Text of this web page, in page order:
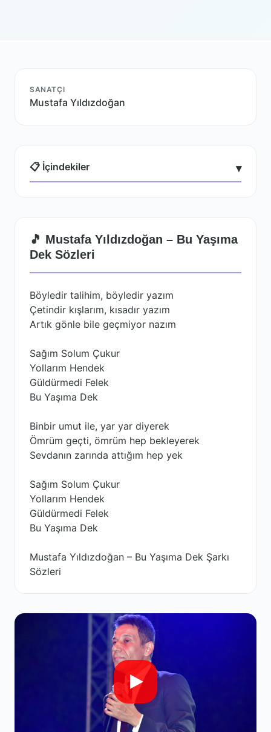
SANATÇI
Mustafa Yıldızdoğan
📋 İçindekiler ▾
🎵 Mustafa Yıldızdoğan – Bu Yaşıma
Dek Sözleri
Böyledir talihim, böyledir yazım
Çetindir kışlarım, kısadır yazım
Artık gönle bile geçmiyor nazım
Sağım Solum Çukur
Yollarım Hendek
Güldürmedi Felek
Bu Yaşıma Dek
Binbir umut ile, yar yar diyerek
Ömrüm geçti, ömrüm hep bekleyerek
Sevdanın zarında attığım hep yek
Sağım Solum Çukur
Yollarım Hendek
Güldürmedi Felek
Bu Yaşıma Dek
Mustafa Yıldızdoğan – Bu Yaşıma Dek Şarkı
Sözleri